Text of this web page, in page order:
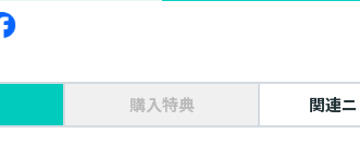
購入特典 関連